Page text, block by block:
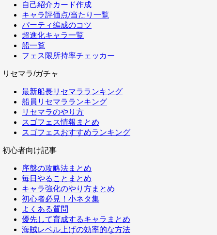
自己紹介カード作成
キャラ評価点/当たり一覧
パーティ編成のコツ
超進化キャラ一覧
船一覧
フェス限所持率チェッカー
リセマラ/ガチャ
最新船長リセマラランキング
船員リセマラランキング
リセマラのやり方
スゴフェス情報まとめ
スゴフェスおすすめランキング
初心者向け記事
序盤の攻略法まとめ
毎日やることまとめ
キャラ強化のやり方まとめ
初心者必見！小ネタ集
よくある質問
優先して育成するキャラまとめ
海賊レベル上げの効率的な方法